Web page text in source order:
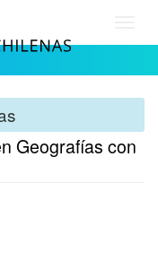
Geografías con